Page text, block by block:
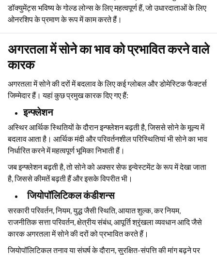
डॉक्युमेंट्स भविष्य के गोल्ड लोन्स के लिए महत्वपूर्ण हैं, जो उधारदाताओं के लिए
ओनरशिप के प्रमाण के रूप में काम करते हैं।
अगरतला में सोने का भाव को प्रभावित करने वाले
कारक
अगरतला में सोने की दरों में बदलाव के लिए कई ग्लोबल और डोमेस्टिक फैक्टर्स
जिम्मेदार हैं। यहां कुछ प्रमुख कारक दिए गए हैं:
इन्फ्लेशन
अस्थिर आर्थिक स्थितियों के दौरान इन्फ्लेशन बढ़ती है, जिससे सोने के मूल्य में
बदलाव आता है। आर्थिक मंदी और परिवर्तनशील परिस्थितियां भी सोने का भाव
निर्धारित करने में महत्वपूर्ण भूमिका निभाती हैं।
जब इन्फ्लेशन बढ़ती है, तो सोने को अक्सर सेफ इन्वेस्टमेंट के रूप में देखा जाता
है, जिससे कीमतें बढ़ती हैं और इसके विपरीत भी।
जियोपॉलिटिकल कंडीशन्स
सरकारी परिवर्तन, नियम, युद्ध जैसी स्थिति, आयात शुल्क, कर नियम,
राजनीतिक सत्ता परिवर्तन, क्षेत्रीय संबंध, आपूर्ति श्रृंखला व्यवधान आदि जैसे
कारक अगरतला में सोने की दरों को प्रभावित करते हैं।
जियोपॉलिटिकल तनाव या संघर्ष के दौरान, सुरक्षित-संपत्ति की मांग बढ़ने पर